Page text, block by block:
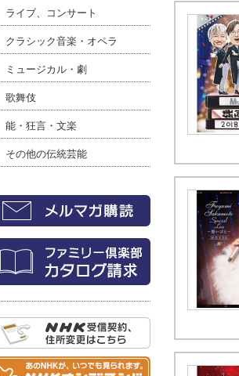
ライブ、コンサート
クラシック音楽・オペラ
ミュージカル・劇
歌舞伎
能・狂言・文楽
その他の伝統芸能